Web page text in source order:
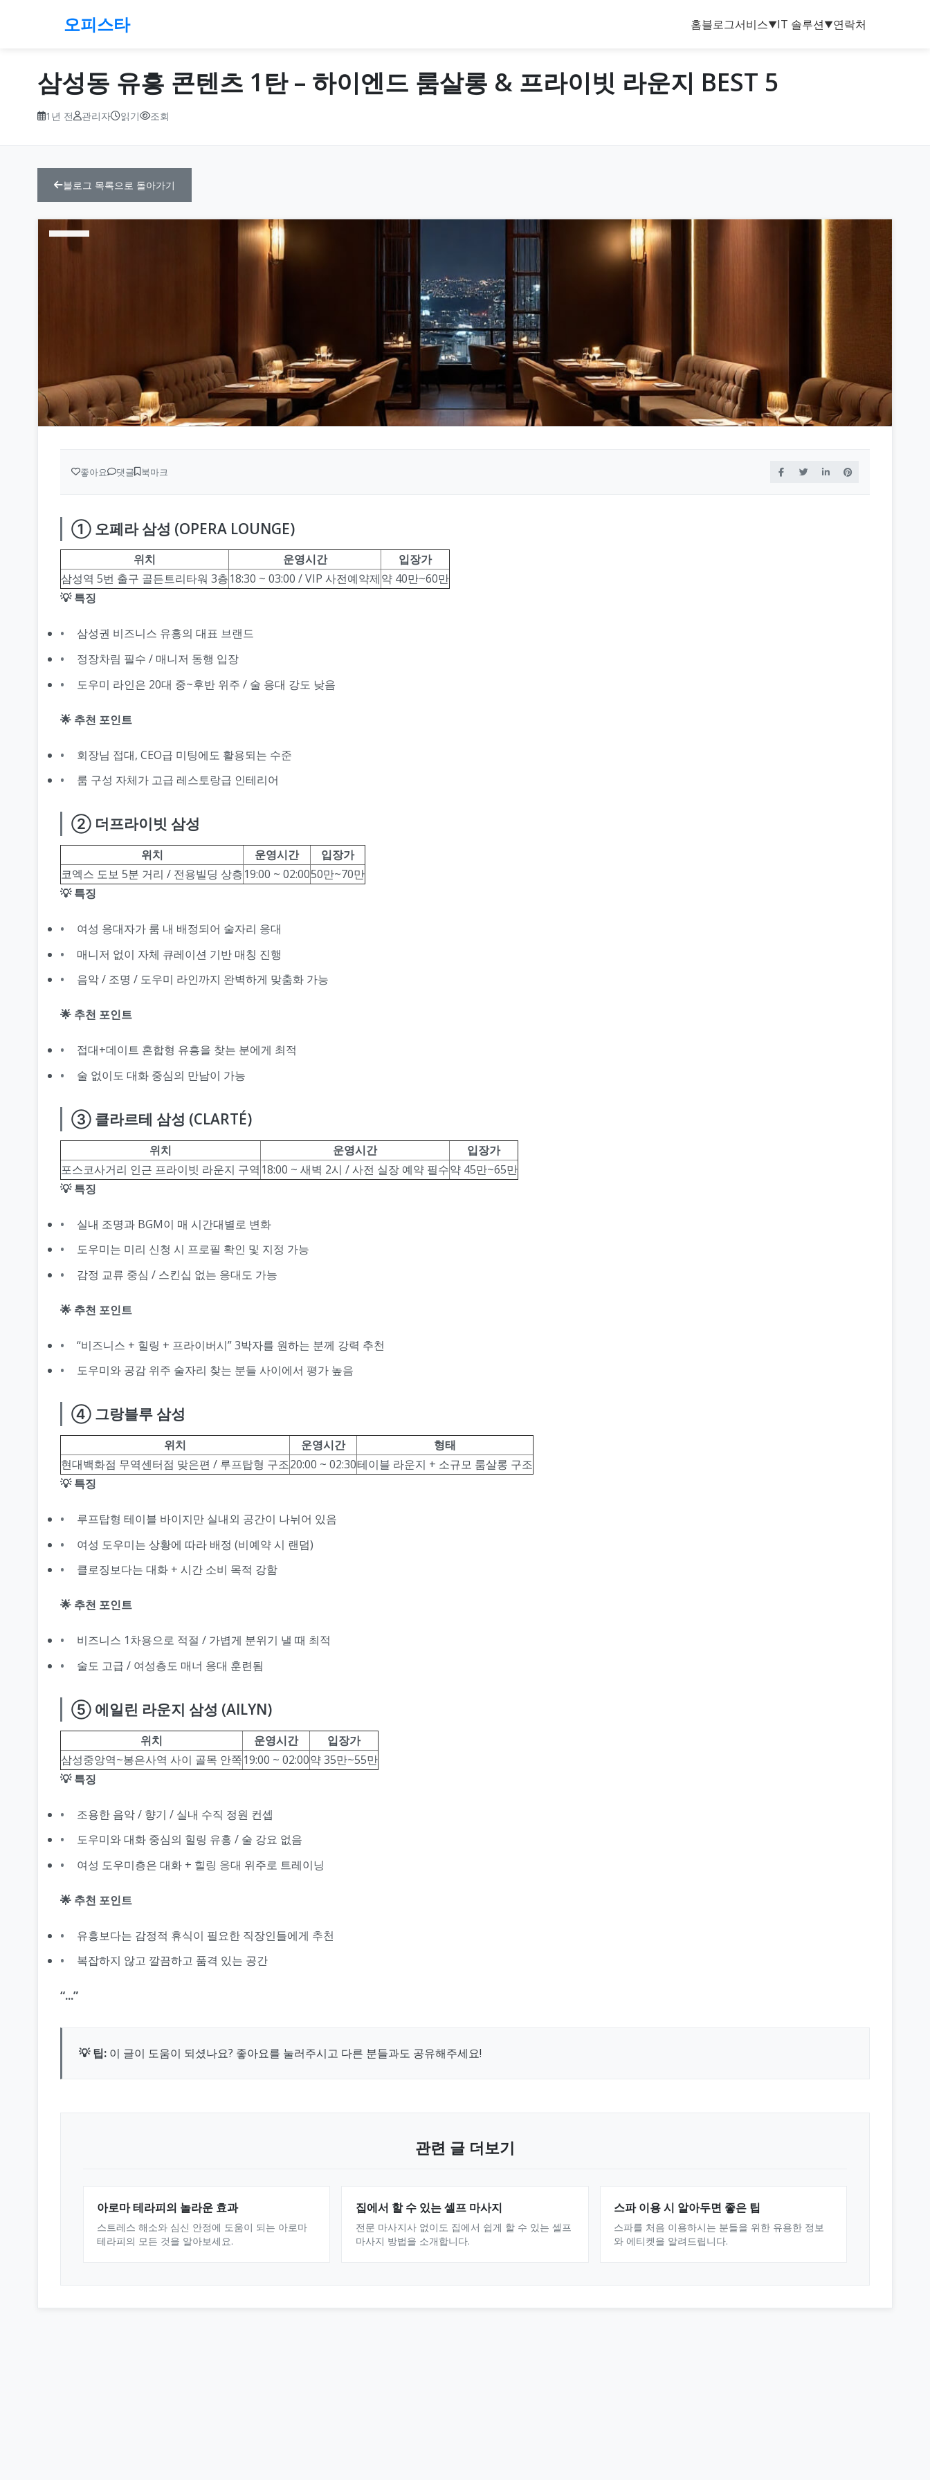
오피스타 홈블로그서비스▼IT 솔루션▼연락처
삼성동 유흥 콘텐츠 1탄 – 하이엔드 룸살롱 & 프라이빗 라운지 BEST 5
1년 전 관리자 읽기 조회
블로그 목록으로 돌아가기
좋아요 댓글 북마크
① 오페라 삼성 (OPERA LOUNGE)
위치 운영시간
입장가
삼성역 5번 출구 골든트리타워 3층18:30 ~ 03:00 / VIP 사전예약제약 40만~60만
💡 특징
삼성권 비즈니스 유흥의 대표 브랜드
정장차림 필수 / 매니저 동행 입장
도우미 라인은 20대 중~후반 위주 / 술 응대 강도 낮음
🌟 추천 포인트
회장님 접대, CEO급 미팅에도 활용되는 수준
룸 구성 자체가 고급 레스토랑급 인테리어
② 더프라이빗 삼성
위치 운영시간
입장가
코엑스 도보 5분 거리 / 전용빌딩 상층19:00 ~ 02:0050만~70만
💡 특징
여성 응대자가 룸 내 배정되어 술자리 응대
매니저 없이 자체 큐레이션 기반 매칭 진행
음악 / 조명 / 도우미 라인까지 완벽하게 맞춤화 가능
🌟 추천 포인트
접대+데이트 혼합형 유흥을 찾는 분에게 최적
술 없이도 대화 중심의 만남이 가능
③ 클라르테 삼성 (CLARTÉ)
위치 운영시간
입장가
포스코사거리 인근 프라이빗 라운지 구역 18:00 ~ 새벽 2시 / 사전 실장 예약 필수약 45만~65만
💡 특징
실내 조명과 BGM이 매 시간대별로 변화
도우미는 미리 신청 시 프로필 확인 및 지정 가능
감정 교류 중심 / 스킨십 없는 응대도 가능
🌟 추천 포인트
“비즈니스 + 힐링 + 프라이버시” 3박자를 원하는 분께 강력 추천
도우미와 공감 위주 술자리 찾는 분들 사이에서 평가 높음
④ 그랑블루 삼성
위치 운영시간
형태
현대백화점 무역센터점 맞은편 / 루프탑형 구조20:00 ~ 02:30테이블 라운지 + 소규모 룸살롱 구조
💡 특징
루프탑형 테이블 바이지만 실내외 공간이 나뉘어 있음
여성 도우미는 상황에 따라 배정 (비예약 시 랜덤)
클로징보다는 대화 + 시간 소비 목적 강함
🌟 추천 포인트
비즈니스 1차용으로 적절 / 가볍게 분위기 낼 때 최적
술도 고급 / 여성층도 매너 응대 훈련됨
⑤ 에일린 라운지 삼성 (AILYN)
위치 운영시간
입장가
삼성중앙역~봉은사역 사이 골목 안쪽19:00 ~ 02:00약 35만~55만
💡 특징
조용한 음악 / 향기 / 실내 수직 정원 컨셉
도우미와 대화 중심의 힐링 유흥 / 술 강요 없음
여성 도우미층은 대화 + 힐링 응대 위주로 트레이닝
🌟 추천 포인트
유흥보다는 감정적 휴식이 필요한 직장인들에게 추천
복잡하지 않고 깔끔하고 품격 있는 공간
“...”
💡 팁: 이 글이 도움이 되셨나요? 좋아요를 눌러주시고 다른 분들과도 공유해주세요!
관련 글 더보기
아로마 테라피의 놀라운 효과
스트레스 해소와 심신 안정에 도움이 되는 아로마
테라피의 모든 것을 알아보세요.
집에서 할 수 있는 셀프 마사지
전문 마사지사 없이도 집에서 쉽게 할 수 있는 셀프
마사지 방법을 소개합니다.
스파 이용 시 알아두면 좋은 팁
스파를 처음 이용하시는 분들을 위한 유용한 정보
와 에티켓을 알려드립니다.